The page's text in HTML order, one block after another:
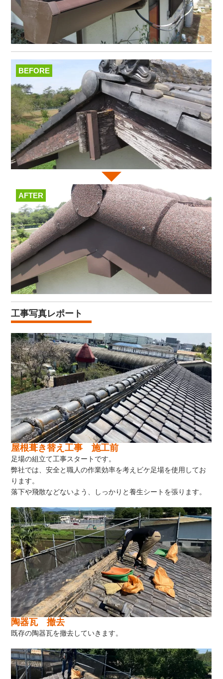
BEFORE
AFTER
工事写真レポート
屋根葺き替え工事 施工前
足場の組立て工事スタートです。
弊社では、安全と職人の作業効率を考えビケ足場を使用してお
ります。
落下や飛散などないよう、しっかりと養生シートを張ります。
陶器瓦 撤去
既存の陶器瓦を撤去していきます。